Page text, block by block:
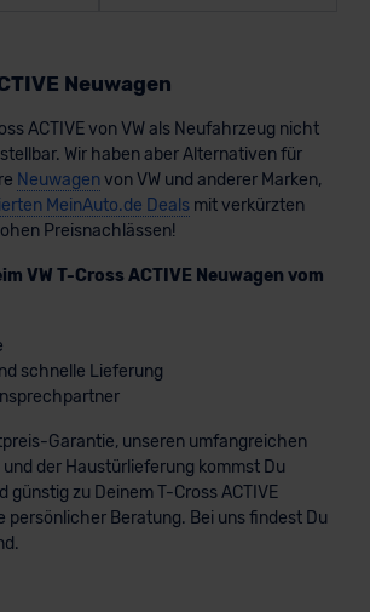
Neuwagen
ACTIVE von VW als Neufahrzeug nicht
Wir haben aber Alternativen für
Neuwagenvon VW und anderer Marken,
MeinAuto.de Dealsmit verkürzten
Preisnachlässen!
VW T-Cross ACTIVE Neuwagen vom
schnelle Lieferung
Garantie, unseren umfangreichen
der Haustürlieferung kommst Du
günstig zu Deinem T-Cross ACTIVE
persönlicher Beratung. Bei uns findest Du